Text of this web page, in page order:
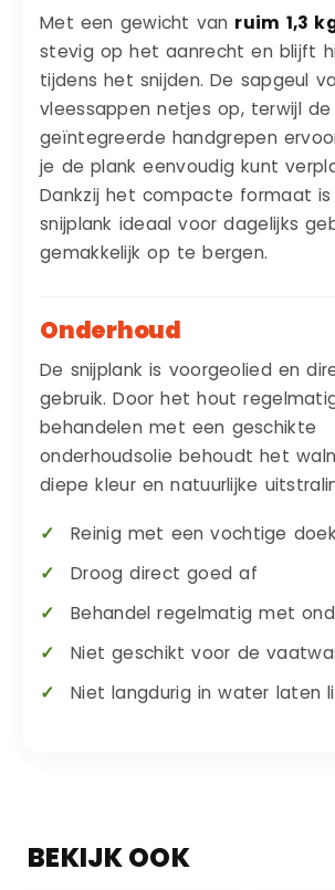
Met een gewicht van ruim 1,3
stevig op het aanrecht en blijft
tijdens het snijden. De sapgeul
vleessappen netjes op, terwijl de
geïntegreerde handgrepen
je de plank eenvoudig kunt
Dankzij het compacte formaat
snijplank ideaal voor dagelijks
gemakkelijk op te bergen.
Onderhoud
De snijplank is voorgeolied en
gebruik. Door het hout
behandelen met een geschikte
onderhoudsolie behoudt het
diepe kleur en natuurlijke
Reinig met een vochtige doek
Droog direct goed af
Behandel regelmatig met
Niet geschikt voor de
Niet langdurig in water laten